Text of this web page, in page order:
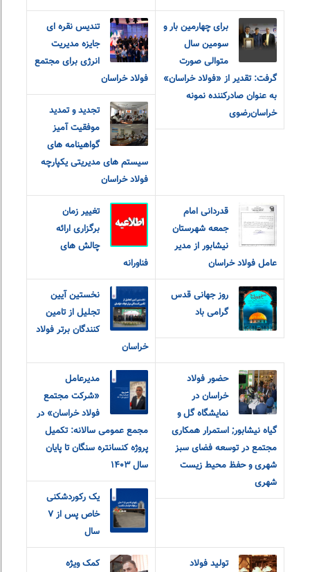
برای چهارمین بار و
سومین سال
متوالی صورت
گرفت: تقدیر از «فولاد خراسان»
به عنوان صادرکننده نمونه
خراسان‌رضوی
تندیس نقره ای
جایزه مدیریت
انرژی برای مجتمع
فولاد خراسان
تجدید و تمدید
موفقیت آمیز
گواهینامه های
سیستم های مدیریتی یکپارچه
فولاد خراسان
قدردانی امام
جمعه شهرستان
نیشابور از مدیر
عامل فولاد خراسان
تغییر زمان
برگزاری ارائه
چالش های
فناورانه
روز جهانی قدس
گرامی باد
نخستین آیین
تجلیل از تامین
کنندگان برتر فولاد
خراسان
حضور فولاد
خراسان در
نمایشگاه گل و
گیاه نیشابور; استمرار همکاری
مجتمع در توسعه فضای سبز
شهری و حفظ محیط زیست
شهری
مدیرعامل
«شرکت مجتمع
فولاد خراسان» در
مجمع عمومی سالانه: تکمیل
پروژه کنسانتره سنگان تا پایان
سال ۱۴۰۳
یک رکوردشکنی
خاص پس از ۷
سال
تولید فولاد
کمک ویژه